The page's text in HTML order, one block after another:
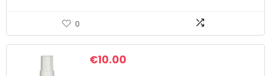
0
€10.00